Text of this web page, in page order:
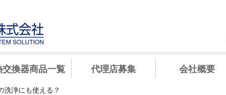
交換器商品一覧 代理店募集 会社概要
洗浄にも使える？